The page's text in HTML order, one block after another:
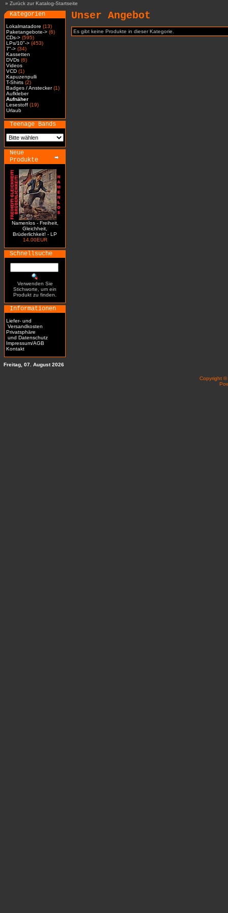
» Zurück zur Katalog-Startseite
Kategorien
Lokalmatadore (13)
Paketangebote-> (6)
CDs-> (595)
LPs/10"-> (453)
7"-> (34)
Kassetten
DVDs (6)
Videos
VCD (1)
Kapuzenpulli
T-Shirts (2)
Badges / Anstecker(1)
Aufkleber
Aufnäher
Lesestoff (19)
Urlaub
Teenage Bands
Neue
Produkte
Namenlos - Freiheit,
Gleichheit,
Brüderlichkeit! - LP
14.00EUR
Schnellsuche
Verwenden Sie
Stichworte, um ein
Produkt zu finden.
Informationen
Liefer- und
Versandkosten
Privatsphäre
und Datenschutz
Impressum/AGB
Kontakt
Unser Angebot
Es gibt keine Produkte in dieser Kategorie.
Freitag, 07. August 2026
Copyright